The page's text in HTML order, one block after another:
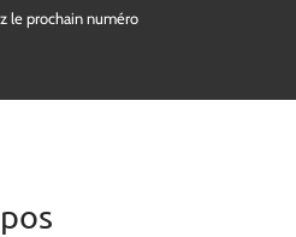
le prochain numéro